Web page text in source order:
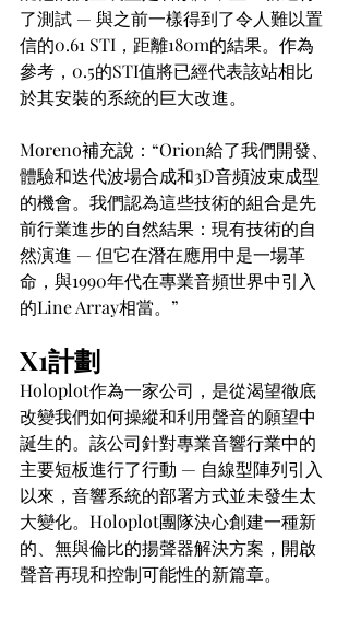
了測試 — 與之前一樣得到了令人難以置
信的0.61 STI，距離180m的結果。作為
參考，0.5的STI值將已經代表該站相比
於其安裝的系統的巨大改進。
Moreno補充說：“Orion給了我們開發、
體驗和迭代波場合成和3D音頻波束成型
的機會。我們認為這些技術的組合是先
前行業進步的自然結果：現有技術的自
然演進 — 但它在潛在應用中是一場革
命，與1990年代在專業音頻世界中引入
的Line Array相當。”
X1計劃
Holoplot作為一家公司，是從渴望徹底
改變我們如何操縱和利用聲音的願望中
誕生的。該公司針對專業音響行業中的
主要短板進行了行動 — 自線型陣列引入
以來，音響系統的部署方式並未發生太
大變化。Holoplot團隊決心創建一種新
的、無與倫比的揚聲器解決方案，開啟
聲音再現和控制可能性的新篇章。